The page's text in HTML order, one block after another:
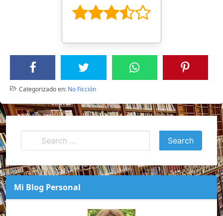
Categorizado en: No Ficción
Mi Blog Personal